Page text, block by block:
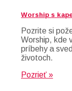
Worship s
Pozrite si
Worship, kde
príbehy a
životoch.
Pozrieť »